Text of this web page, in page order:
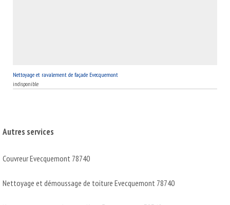
Nettoyage et ravalement de façade Evecquemont
indisponible
Autres services
Couvreur Evecquemont 78740
Nettoyage et démoussage de toiture Evecquemont 78740